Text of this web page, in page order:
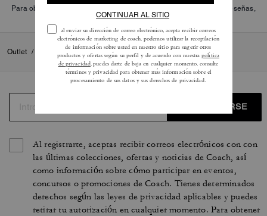
Para obtener más información sobre cómo verificamos nuestras reseñas,
lee másaquí.
Outlet / Para mujer / Confección
REGISTRARSE
Al registrarte, aceptas recibir correos electrónicos con con
las últimas colecciones, ofertas y noticias de Coach, así
como información sobre cómo participar en eventos,
concursos o promociones de Coach. Tienes determinados
derechos según las leyes de privacidad aplicables y puedes
retirar tu autorización en cualquier momento. Para obtener